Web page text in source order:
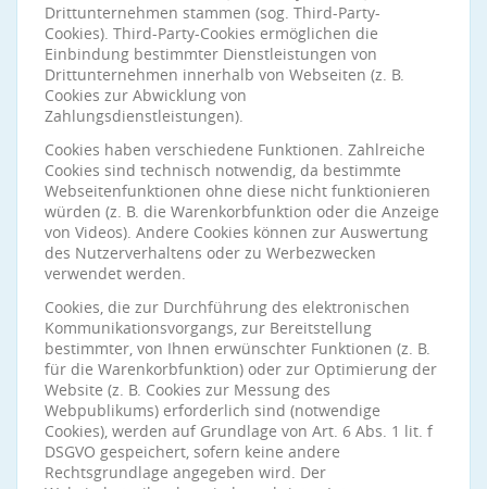
Drittunternehmen stammen (sog. Third-Party-
Cookies). Third-Party-Cookies ermöglichen die
Einbindung bestimmter Dienstleistungen von
Drittunternehmen innerhalb von Webseiten (z. B.
Cookies zur Abwicklung von
Zahlungsdienstleistungen).
Cookies haben verschiedene Funktionen. Zahlreiche
Cookies sind technisch notwendig, da bestimmte
Webseitenfunktionen ohne diese nicht funktionieren
würden (z. B. die Warenkorbfunktion oder die Anzeige
von Videos). Andere Cookies können zur Auswertung
des Nutzerverhaltens oder zu Werbezwecken
verwendet werden.
Cookies, die zur Durchführung des elektronischen
Kommunikationsvorgangs, zur Bereitstellung
bestimmter, von Ihnen erwünschter Funktionen (z. B.
für die Warenkorbfunktion) oder zur Optimierung der
Website (z. B. Cookies zur Messung des
Webpublikums) erforderlich sind (notwendige
Cookies), werden auf Grundlage von Art. 6 Abs. 1 lit. f
DSGVO gespeichert, sofern keine andere
Rechtsgrundlage angegeben wird. Der